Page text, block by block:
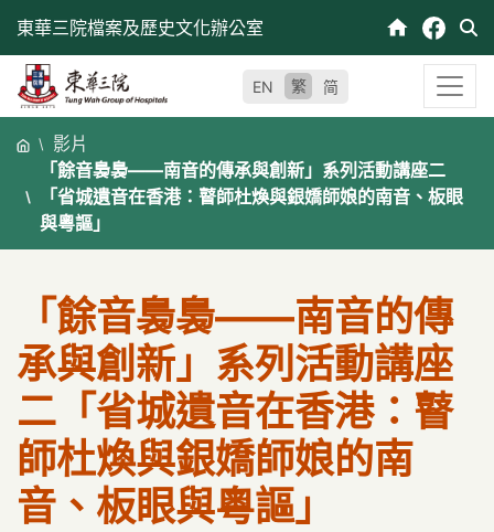
東華三院檔案及歷史文化辦公室
EN 繁 简
影片
「餘音裊裊——南音的傳承與創新」系列活動講座二
「省城遺音在香港：瞽師杜煥與銀嬌師娘的南音、板眼
與粵謳」
「餘音裊裊——南音的傳
承與創新」系列活動講座
二「省城遺音在香港：瞽
師杜煥與銀嬌師娘的南
音、板眼與粵謳」